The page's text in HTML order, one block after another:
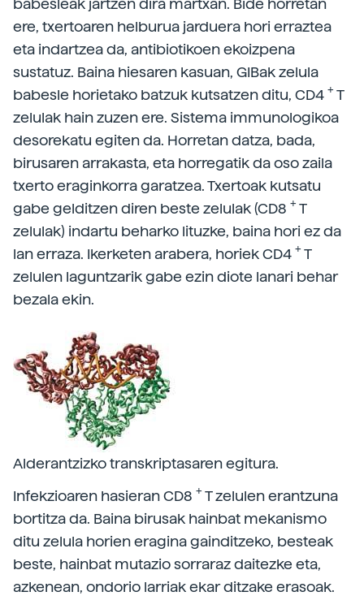
babesleak jartzen dira martxan. Bide horretan
ere, txertoaren helburua jarduera hori erraztea
eta indartzea da, antibiotikoen ekoizpena
sustatuz. Baina hiesaren kasuan, GIBak zelula
babesle horietako batzuk kutsatzen ditu, CD4 + T
zelulak hain zuzen ere. Sistema immunologikoa
desorekatu egiten da. Horretan datza, bada,
birusaren arrakasta, eta horregatik da oso zaila
txerto eraginkorra garatzea. Txertoak kutsatu
gabe gelditzen diren beste zelulak (CD8 + T
zelulak) indartu beharko lituzke, baina hori ez da
lan erraza. Ikerketen arabera, horiek CD4 + T
zelulen laguntzarik gabe ezin diote lanari behar
bezala ekin.
Alderantzizko transkriptasaren egitura.
Infekzioaren hasieran CD8 + T zelulen erantzuna
bortitza da. Baina birusak hainbat mekanismo
ditu zelula horien eragina gainditzeko, besteak
beste, hainbat mutazio sorraraz daitezke eta,
azkenean, ondorio larriak ekar ditzake erasoak.